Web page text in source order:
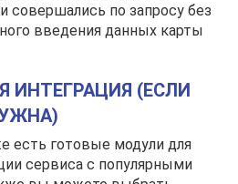
совершались по запросу без
введения данных карты
ИНТЕГРАЦИЯ (ЕСЛИ
есть готовые модули для
сервиса с популярными